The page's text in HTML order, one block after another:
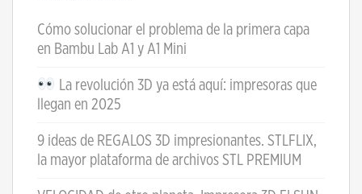
Cómo solucionar el problema de la primera capa
en Bambu Lab A1 y A1 Mini
La revolución 3D ya está aquí: impresoras que
llegan en 2025
9 ideas de REGALOS 3D impresionantes. STLFLIX,
la mayor plataforma de archivos STL PREMIUM